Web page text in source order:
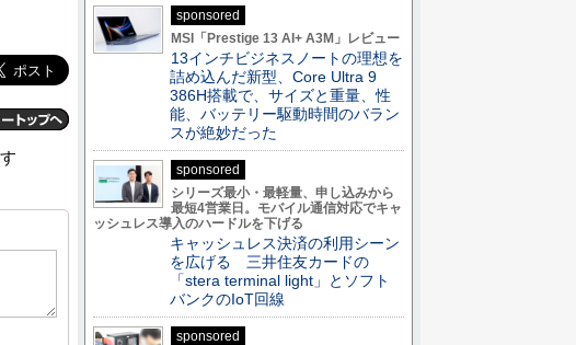
sponsored
MSI「Prestige 13 AI+ A3M」レビュー
13インチビジネスノートの理想を
詰め込んだ新型、Core Ultra 9
386H搭載で、サイズと重量、性
能、バッテリー駆動時間のバラン
スが絶妙だった
sponsored
シリーズ最小・最軽量、申し込みから
最短4営業日。モバイル通信対応でキャ
ッシュレス導入のハードルを下げる
キャッシュレス決済の利用シーン
を広げる 三井住友カードの
「stera terminal light」とソフト
バンクのIoT回線
sponsored